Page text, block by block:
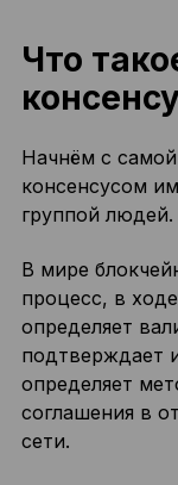
Что
Начнём с
консенсусом
группой людей.
В мире
процесс, в
определяет
подтверждает
определяет
соглашения в
сети.